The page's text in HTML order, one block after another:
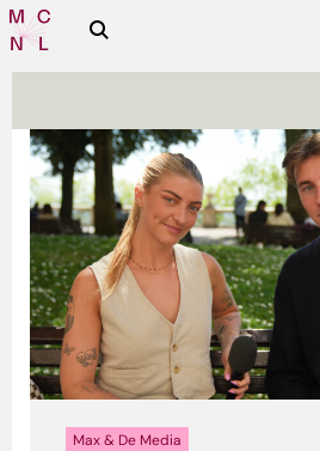
Media
Campus
Zoeken
Max & De Media